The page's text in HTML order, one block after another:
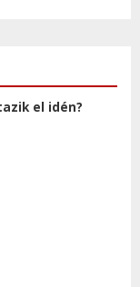
el idén?